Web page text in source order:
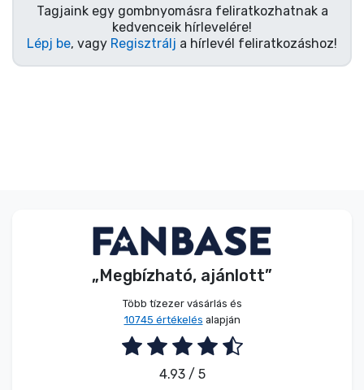
Tagjaink egy gombnyomásra feliratkozhatnak a
kedvenceik hírlevelére!
Lépj be, vagy Regisztrálj a hírlevél feliratkozáshoz!
„Megbízható, ajánlott”
Több tízezer vásárlás és
10745 értékelés alapján
4.93 / 5
Mesés cuccok
Animés cuccok
Terméktípusok